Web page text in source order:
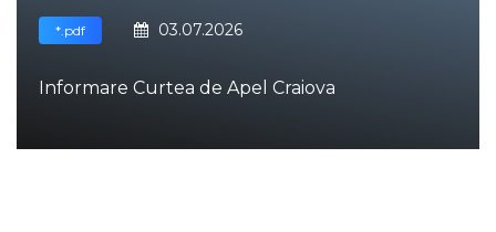
*.pdf 03.07.2026
Informare Curtea de Apel Craiova